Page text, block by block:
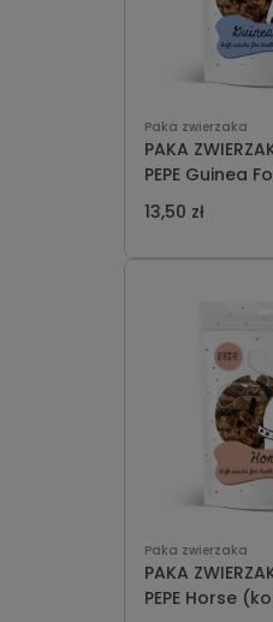
Paka zwierzaka
PAKA
PEPE Guinea
70g
13,50 zł
Paka zwierzaka
PAKA
PEPE Horse